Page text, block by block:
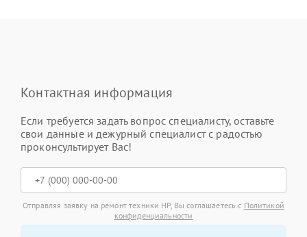
Контактная информация
Если требуется задать вопрос специалисту, оставьте
свои данные и дежурный специалист с радостью
проконсультирует Вас!
Отправляя заявку на ремонт техники HP, Вы соглашаетесь с Политикой
конфиденциальности